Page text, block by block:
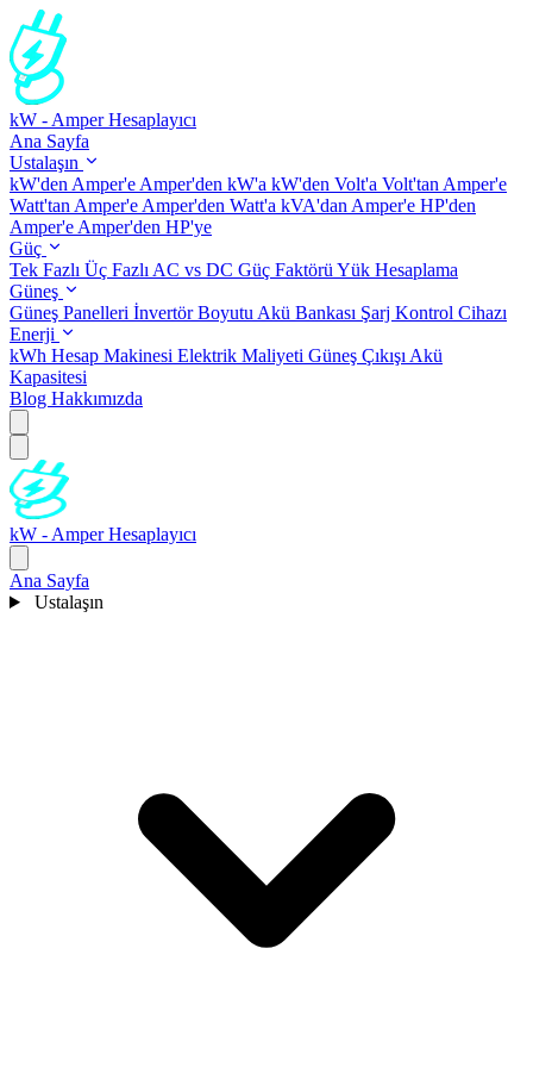
kW - Amper Hesaplayıcı
Ana Sayfa
Ustalaşın
kW'den Amper'e Amper'den kW'a kW'den Volt'a Volt'tan Amper'e
Watt'tan Amper'e Amper'den Watt'a kVA'dan Amper'e HP'den
Amper'e Amper'den HP'ye
Güç
Tek Fazlı Üç Fazlı AC vs DC Güç Faktörü Yük Hesaplama
Güneş
Güneş Panelleri İnvertör Boyutu Akü Bankası Şarj Kontrol Cihazı
Enerji
kWh Hesap Makinesi Elektrik Maliyeti Güneş Çıkışı Akü
Kapasitesi
Blog Hakkımızda
kW - Amper Hesaplayıcı
Ana Sayfa
Ustalaşın